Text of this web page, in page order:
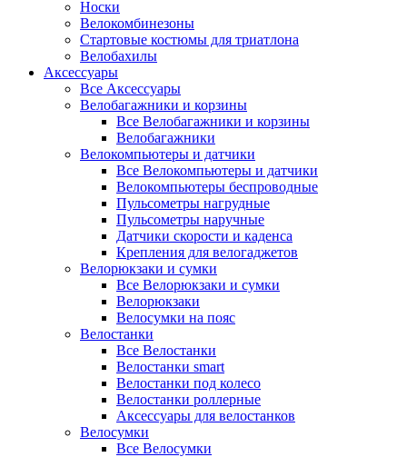
Носки
Велокомбинезоны
Стартовые костюмы для триатлона
Велобахилы
Аксессуары
Все Аксессуары
Велобагажники и корзины
Все Велобагажники и корзины
Велобагажники
Велокомпьютеры и датчики
Все Велокомпьютеры и датчики
Велокомпьютеры беспроводные
Пульсометры нагрудные
Пульсометры наручные
Датчики скорости и каденса
Крепления для велогаджетов
Велорюкзаки и сумки
Все Велорюкзаки и сумки
Велорюкзаки
Велосумки на пояс
Велостанки
Все Велостанки
Велостанки smart
Велостанки под колесо
Велостанки роллерные
Аксессуары для велостанков
Велосумки
Все Велосумки